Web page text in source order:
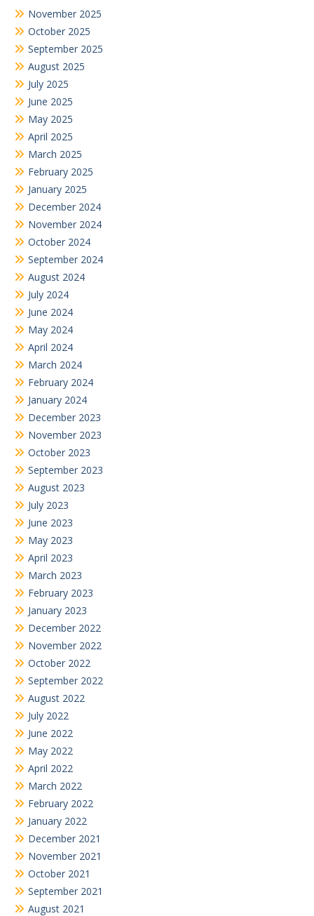
November 2025
October 2025
September 2025
August 2025
July 2025
June 2025
May 2025
April 2025
March 2025
February 2025
January 2025
December 2024
November 2024
October 2024
September 2024
August 2024
July 2024
June 2024
May 2024
April 2024
March 2024
February 2024
January 2024
December 2023
November 2023
October 2023
September 2023
August 2023
July 2023
June 2023
May 2023
April 2023
March 2023
February 2023
January 2023
December 2022
November 2022
October 2022
September 2022
August 2022
July 2022
June 2022
May 2022
April 2022
March 2022
February 2022
January 2022
December 2021
November 2021
October 2021
September 2021
August 2021